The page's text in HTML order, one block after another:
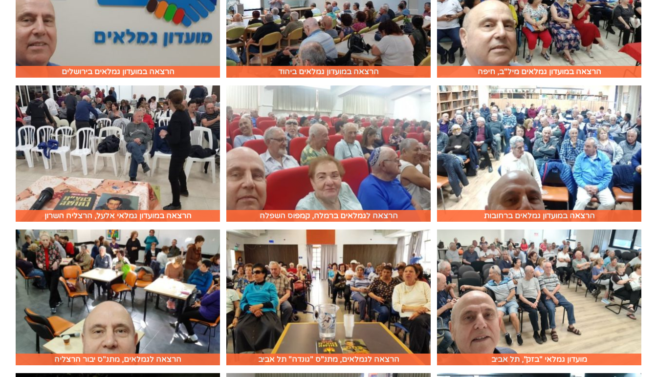
הרצאה במועדון גמלאים מיל"ב, חיפה הרצאה במועדון גמלאים ביהוד הרצאה במועדון גמלאים בירושלים
הרצאה במועדון גמלאים ברחובות הרצאה לגמלאים ברמלה, קמפוס השפלה הרצאה במועדון גמלאי אלעל, הרצליה השרון
מועדון גמלאי "בזק", תל אביב הרצאה לגמלאים, מתנ"ס "גונדה" תל אביב הרצאה לגמלאים, מתנ"ס יבור הרצליה